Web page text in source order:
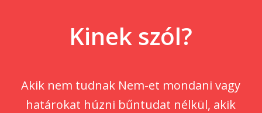
Kinek szól?
Akik nem tudnak Nem-et mondani vagy
határokat húzni bűntudat nélkül, akik